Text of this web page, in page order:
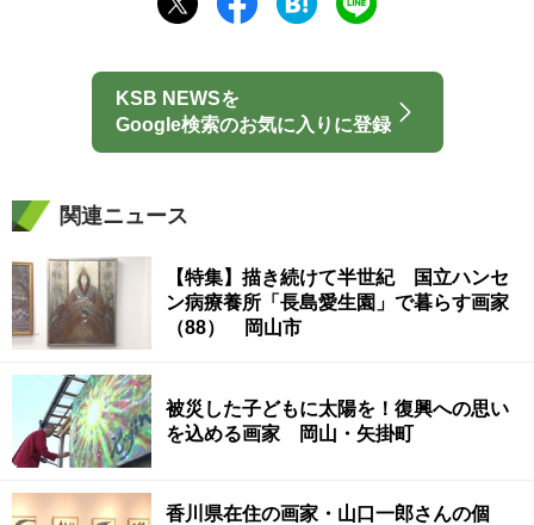
KSB NEWSを
Google検索のお気に入りに登録
関連ニュース
【特集】描き続けて半世紀 国立ハンセ
ン病療養所「長島愛生園」で暮らす画家
（88） 岡山市
被災した子どもに太陽を！復興への思い
を込める画家 岡山・矢掛町
香川県在住の画家・山口一郎さんの個